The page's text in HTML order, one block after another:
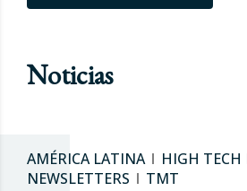
Noticias
AMÉRICA LATINA
HIGH TECH
NEWSLETTERS
TMT